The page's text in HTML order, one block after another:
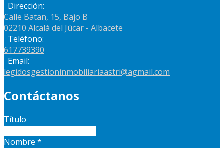
Dirección:
Calle Batan, 15, Bajo B
02210 Alcalá del Júcar - Albacete
Teléfono:
617739390
Email:
legidosgestioninmobiliariaastri@agmail.com
Contáctanos
Título
Nombre *